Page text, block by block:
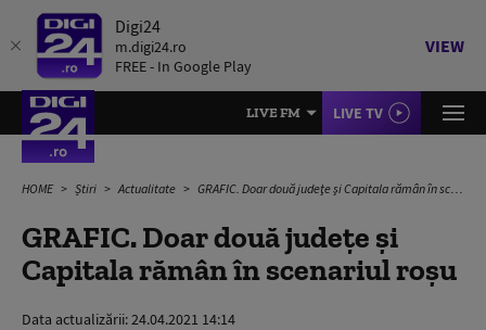
Digi24
m.digi24.ro
FREE - In Google Play
VIEW
LIVE FM LIVE TV
HOME Știri Actualitate GRAFIC. Doar două judeţe şi Capitala rămân în scenariul roșu
GRAFIC. Doar două judeţe şi
Capitala rămân în scenariul roșu
Data actualizării:24.04.2021 14:14